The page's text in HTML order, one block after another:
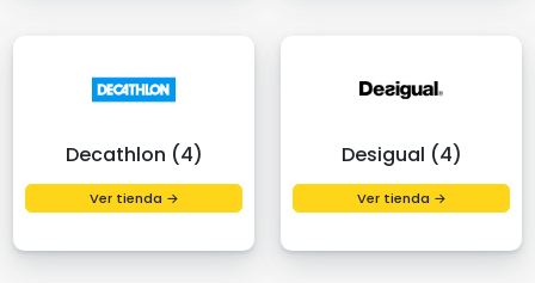
Decathlon (4)
Ver tienda →
Desigual (4)
Ver tienda →